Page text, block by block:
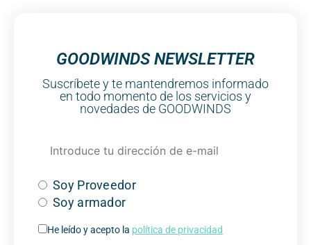
GOODWINDS NEWSLETTER
Suscríbete y te mantendremos informado
en todo momento de los servicios y
novedades de GOODWINDS
Soy Proveedor
Soy armador
He leído y acepto la política de privacidad